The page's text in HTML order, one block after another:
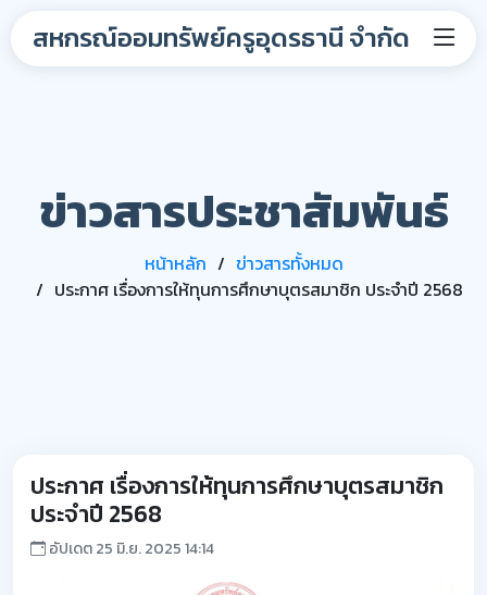
สหกรณ์ออมทรัพย์ครูอุดรธานี จำกัด
ข่าวสารประชาสัมพันธ์
หน้าหลัก
ข่าวสารทั้งหมด
ประกาศ เรื่องการให้ทุนการศึกษาบุตรสมาชิก ประจำปี 2568
ประกาศ เรื่องการให้ทุนการศึกษาบุตรสมาชิก
ประจำปี 2568
อัปเดต 25 มิ.ย. 2025 14:14